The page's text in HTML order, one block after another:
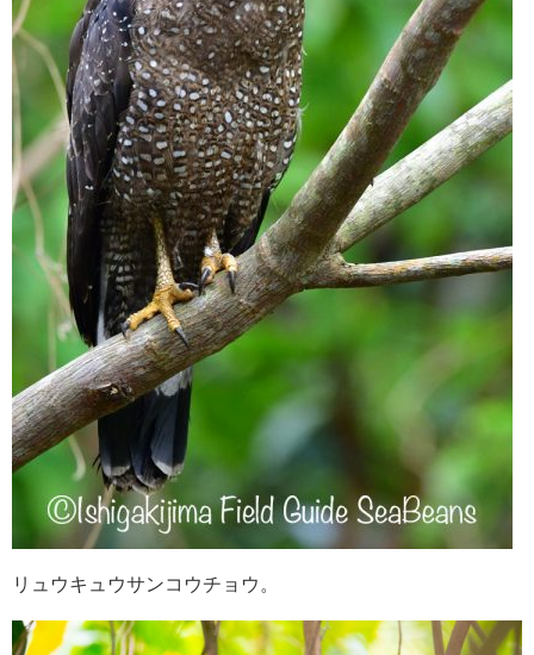
リュウキュウサンコウチョウ。